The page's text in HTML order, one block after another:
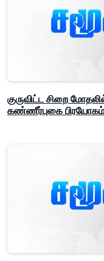
குருவிட்ட சிறை
கண்ணீர்புகை பிரயோகம்